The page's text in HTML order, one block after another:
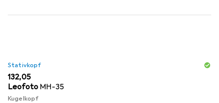
Stativkopf
EUR
132,05
Leofoto MH-35
Kugelkopf